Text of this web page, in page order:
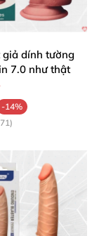
giả dính tường
7.0 như thật
-14%